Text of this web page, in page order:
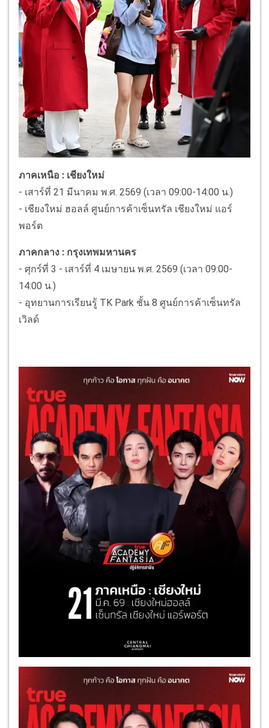
ภาคเหนือ : เชียงใหม่
- เสาร์ที่ 21 มีนาคม พ.ศ. 2569 (เวลา 09:00-14:00 น.)
- เชียงใหม่ ฮอลล์ ศูนย์การค้าเซ็นทรัล เชียงใหม่ แอร์
พอร์ต
ภาคกลาง : กรุงเทพมหานคร
- ศุกร์ที่ 3 - เสาร์ที่ 4 เมษายน พ.ศ. 2569 (เวลา 09:00-
14:00 น.)
- อุทยานการเรียนรู้ TK Park ชั้น 8 ศูนย์การค้าเซ็นทรัล
เวิลด์